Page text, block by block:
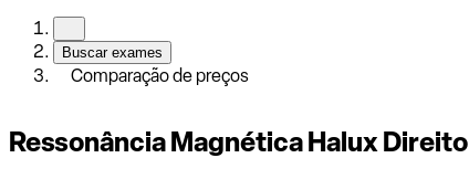
Buscar exames
Comparação de preços
Ressonância Magnética Halux Direito